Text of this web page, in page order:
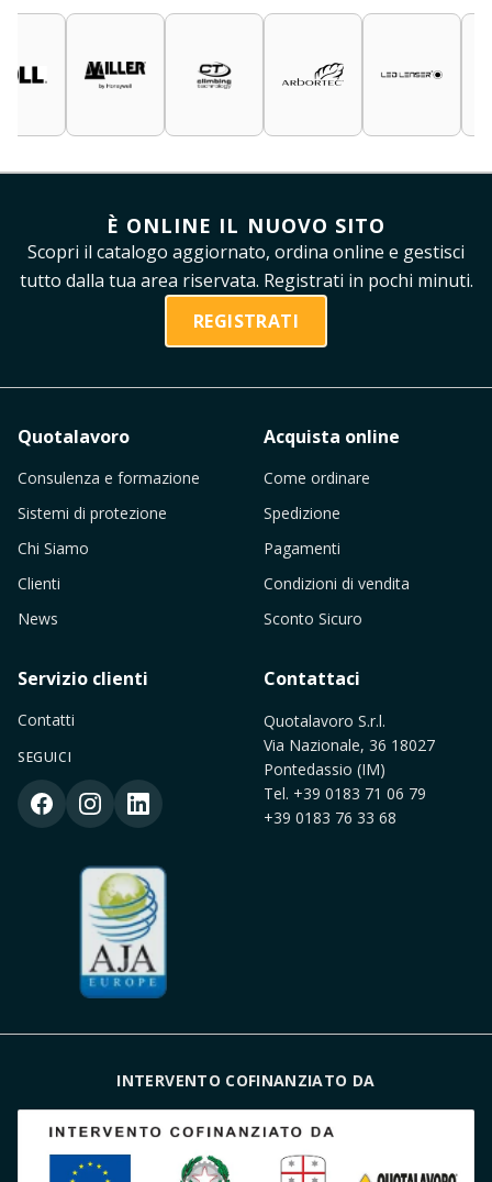
È ONLINE IL NUOVO SITO
Scopri il catalogo aggiornato, ordina online e gestisci
tutto dalla tua area riservata. Registrati in pochi minuti.
REGISTRATI
Quotalavoro
Consulenza e formazione
Sistemi di protezione
Chi Siamo
Clienti
News
Acquista online
Come ordinare
Spedizione
Pagamenti
Condizioni di vendita
Sconto Sicuro
Servizio clienti
Contatti
SEGUICI
Contattaci
Quotalavoro S.r.l.
Via Nazionale, 36 18027
Pontedassio (IM)
Tel. +39 0183 71 06 79
+39 0183 76 33 68
INTERVENTO COFINANZIATO DA